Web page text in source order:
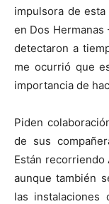
impulsora de
en Dos Hermanas
detectaron a
me ocurrió que
importancia de
Piden
de sus
Están recorriendo
aunque también
las instalaciones